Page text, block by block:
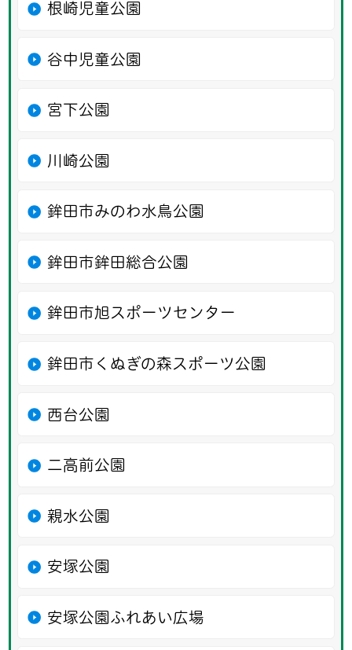
根崎児童公園
谷中児童公園
宮下公園
川崎公園
鉾田市みのわ水鳥公園
鉾田市鉾田総合公園
鉾田市旭スポーツセンター
鉾田市くぬぎの森スポーツ公園
西台公園
二高前公園
親水公園
安塚公園
安塚公園ふれあい広場